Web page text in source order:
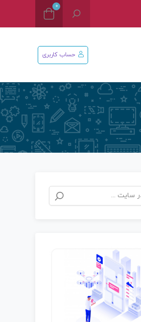
0
حساب کاربری